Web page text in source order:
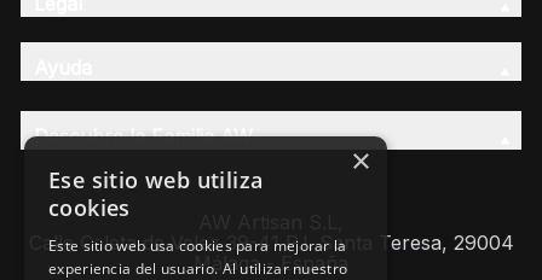
Descubre la Familia AW
Calle Caleta de Velez 39-41 P.I. Santa Teresa, 29004
Málaga - España
×
Ese sitio web utiliza
cookies
Este sitio web usa cookies para mejorar la
experiencia del usuario. Al utilizar nuestro